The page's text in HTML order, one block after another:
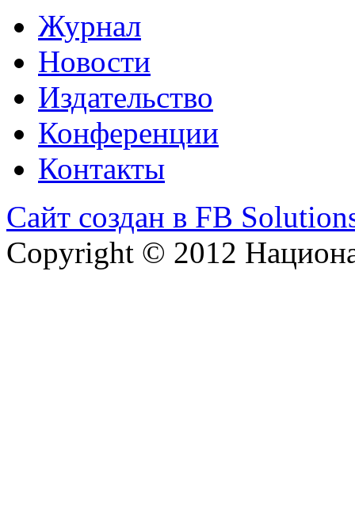
Журнал
Новости
Издательство
Конференции
Контакты
Сайт создан в FB
Copyright © 2012